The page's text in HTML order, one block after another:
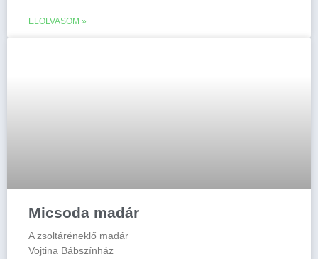
ELOLVASOM »
Micsoda madár
A zsoltáréneklő madár
Vojtina Bábszínház